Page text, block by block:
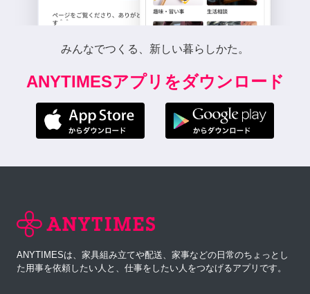
みんなでつくる、新しい暮らしかた。
ANYTIMESアプリをダウンロード
ANYTIMESは、家具組み立てや配送、家事などの日常のちょっとし
た用事を依頼したい人と、仕事をしたい人をつなげるアプリです。